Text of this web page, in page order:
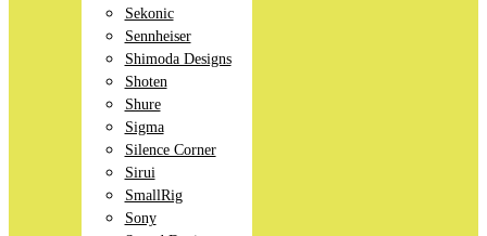
Sekonic
Sennheiser
Shimoda Designs
Shoten
Shure
Sigma
Silence Corner
Sirui
SmallRig
Sony